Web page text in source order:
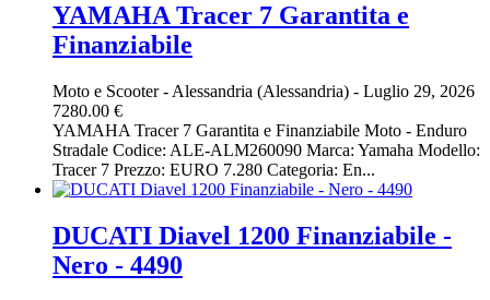
YAMAHA Tracer 7 Garantita e
Finanziabile
Moto e Scooter- Alessandria (Alessandria) - Luglio 29, 2026
7280.00 €
YAMAHA Tracer 7 Garantita e Finanziabile Moto - Enduro
Stradale Codice: ALE-ALM260090 Marca: Yamaha Modello:
Tracer 7 Prezzo: EURO 7.280 Categoria: En...
DUCATI Diavel 1200 Finanziabile -
Nero - 4490